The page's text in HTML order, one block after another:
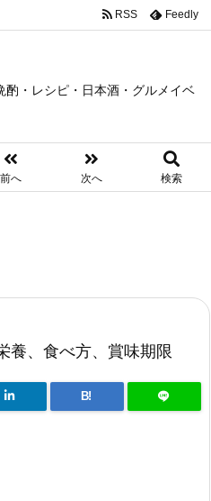
酌・レシピ・日本酒・グルメイベ
前へ 次へ 検索
RSS Feedly
養、食べ方、賞味期限
B!